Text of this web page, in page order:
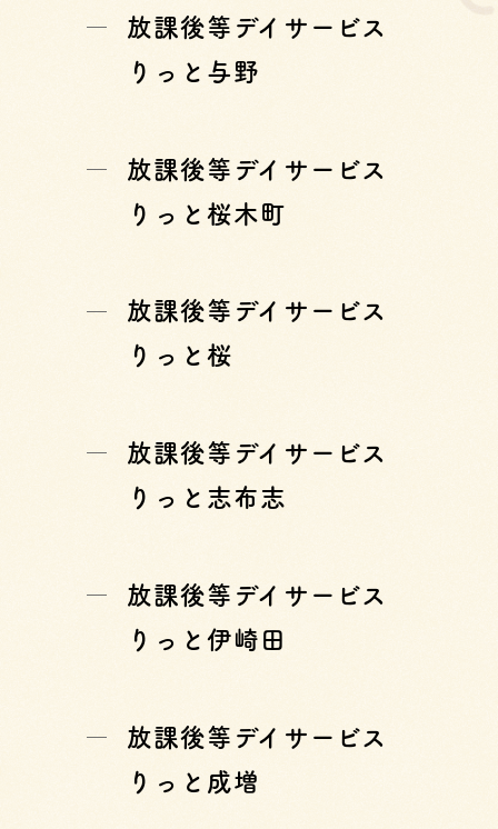
放課後等デイサービス
りっと与野
放課後等デイサービス
りっと桜木町
放課後等デイサービス
りっと桜
放課後等デイサービス
りっと志布志
放課後等デイサービス
りっと伊崎田
放課後等デイサービス
りっと成増